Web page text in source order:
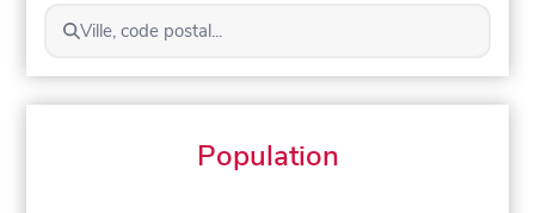
Ville, code postal...
Population